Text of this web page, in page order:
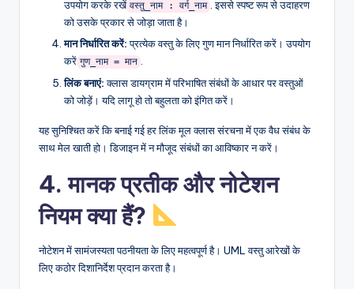
उपयोग करके रखें वस्तु_नाम : वर्ग_नाम . इससे स्पष्ट रूप से उदाहरण
को उसके प्रकार से जोड़ा जाता है।
मान निर्धारित करें:प्रत्येक वस्तु के लिए गुण मान निर्धारित करें। उपयोग
करें गुण_नाम = मान .
लिंक बनाएं:क्लास डायग्राम में परिभाषित संबंधों के आधार पर वस्तुओं
को जोड़ें। यदि लागू हो तो बहुलता को इंगित करें।
यह सुनिश्चित करें कि बनाई गई हर लिंक मूल क्लास संरचना में एक वैध संबंध के
साथ मेल खाती हो। डिजाइन में न मौजूद संबंधों का आविष्कार न करें।
4. मानक प्रतीक और नोटेशन
नियम क्या हैं?
नोटेशन में सामंजस्यता पठनीयता के लिए महत्वपूर्ण है। UML वस्तु आरेखों के
लिए कठोर दिशानिर्देश प्रदान करता है।